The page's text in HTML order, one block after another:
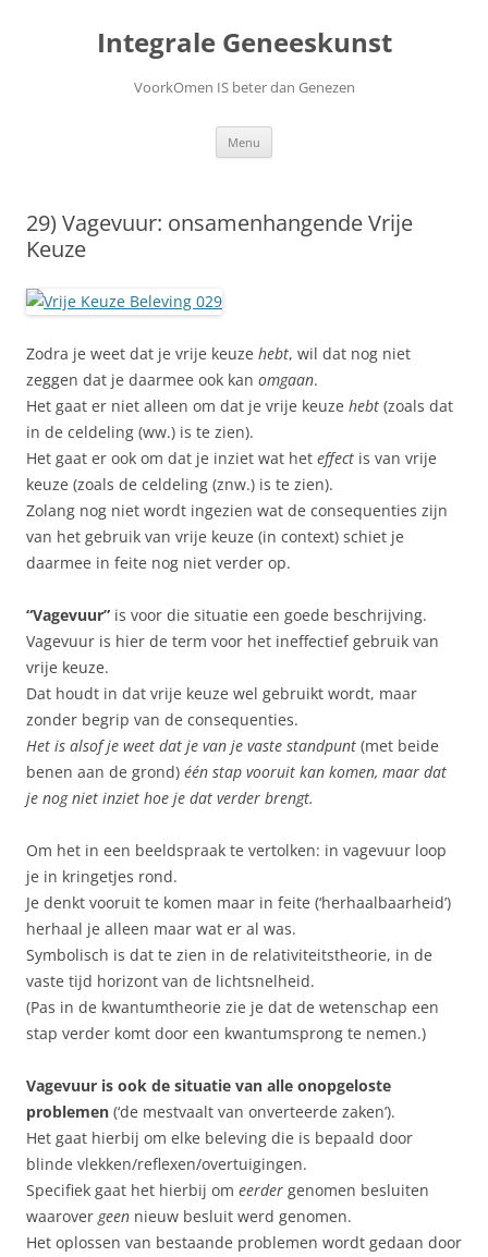
Integrale Geneeskunst
VoorkOmen IS beter dan Genezen
Menu
29) Vagevuur: onsamenhangende Vrije
Keuze
Zodra je weet dat je vrije keuze hebt, wil dat nog niet
zeggen dat je daarmee ook kan omgaan.
Het gaat er niet alleen om dat je vrije keuze hebt (zoals dat
in de celdeling (ww.) is te zien).
Het gaat er ook om dat je inziet wat het effect is van vrije
keuze (zoals de celdeling (znw.) is te zien).
Zolang nog niet wordt ingezien wat de consequenties zijn
van het gebruik van vrije keuze (in context) schiet je
daarmee in feite nog niet verder op.
“Vagevuur” is voor die situatie een goede beschrijving.
Vagevuur is hier de term voor het ineffectief gebruik van
vrije keuze.
Dat houdt in dat vrije keuze wel gebruikt wordt, maar
zonder begrip van de consequenties.
Het is alsof je weet dat je van je vaste standpunt (met beide
benen aan de grond) één stap vooruit kan komen, maar dat
je nog niet inziet hoe je dat verder brengt.
Om het in een beeldspraak te vertolken: in vagevuur loop
je in kringetjes rond.
Je denkt vooruit te komen maar in feite (‘herhaalbaarheid’)
herhaal je alleen maar wat er al was.
Symbolisch is dat te zien in de relativiteitstheorie, in de
vaste tijd horizont van de lichtsnelheid.
(Pas in de kwantumtheorie zie je dat de wetenschap een
stap verder komt door een kwantumsprong te nemen.)
Vagevuur is ook de situatie van alle onopgeloste
problemen (‘de mestvaalt van onverteerde zaken’).
Het gaat hierbij om elke beleving die is bepaald door
blinde vlekken/reflexen/overtuigingen.
Specifiek gaat het hierbij om eerder genomen besluiten
waarover geen nieuw besluit werd genomen.
Het oplossen van bestaande problemen wordt gedaan door